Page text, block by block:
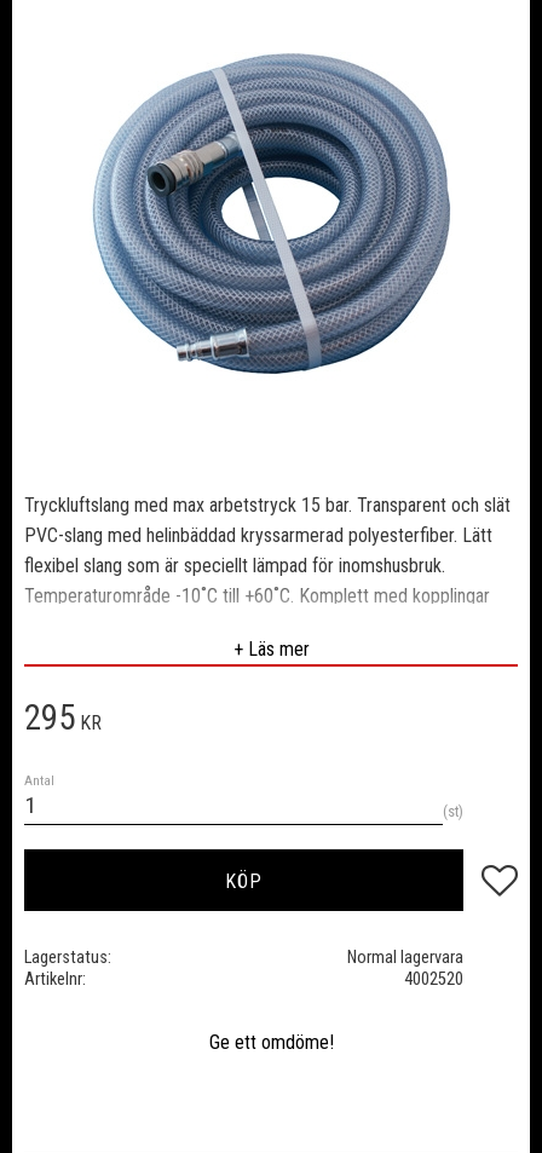
Tryckluftslang med max arbetstryck 15 bar. Transparent och slät
PVC-slang med helinbäddad kryssarmerad polyesterfiber. Lätt
flexibel slang som är speciellt lämpad för inomshusbruk.
Temperaturområde -10˚C till +60˚C. Komplett med kopplingar
Rectus 25, Cejn 320, Luna 25, JWL 5200 m.m. Svensktillverkad
Innerdiameter: 10 mm
+ Läs mer
295 KR
Antal
st
KÖP Lägg
Lagerstatus
Normal lagervara
Artikelnr
4002520
Ge ett omdöme!